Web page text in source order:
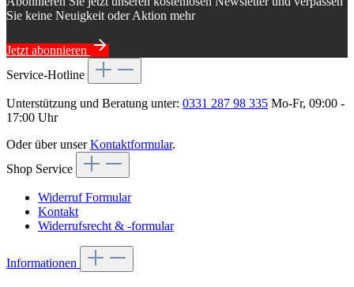
Sie keine Neuigkeit oder Aktion mehr
Jetzt abonnieren
Service-Hotline
Unterstützung und Beratung unter: 0331 287 98 335 Mo-Fr, 09:00 -
17:00 Uhr
Oder über unserKontaktformular.
Shop Service
Widerruf Formular
Kontakt
Widerrufsrecht & -formular
Informationen